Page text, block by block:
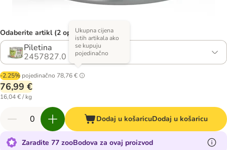
Odaberite artikl (2 opcija)
Piletina
2457827.0
-2.25% pojedinačno 78,76 €
Ukupna cijena
istih artikala ako
se kupuju
pojedinačno
76,99 €
16,04 € / kg
Dodaj u košaricuDodaj u košaricu
Zaradite 77 zooBodova za ovaj proizvod